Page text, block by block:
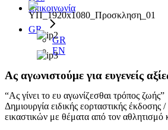
Επικοινωνία
GR
GR
EN
Ας αγωνιστούμε για ευγενείς
“Ας γίνει το ευ αγωνίζεσθαι τρόπος ζωής”
Δημιουργία ειδικής εορταστικής έκδοσης
εικαστικών με θέματα από τον αθλητισμό